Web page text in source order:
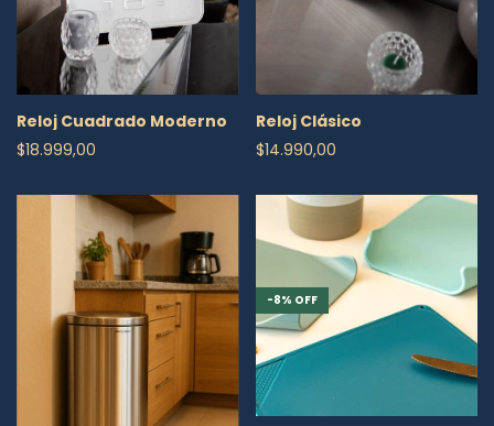
Reloj Cuadrado Moderno
$18.999,00
Reloj Clásico
$14.990,00
-8% OFF